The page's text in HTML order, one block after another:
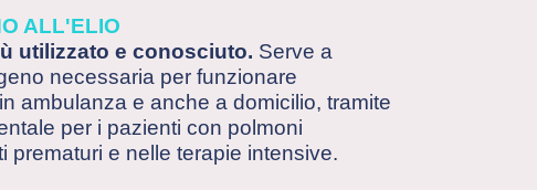
ALL'ELIO
utilizzato e conosciuto. Serve a
necessaria per funzionare
ambulanza e anche a domicilio, tramite
per i pazienti con polmoni
prematuri e nelle terapie intensive.